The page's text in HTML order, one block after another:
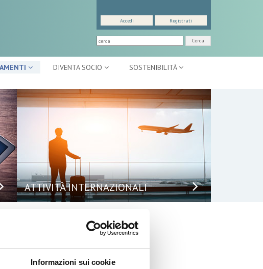
Informazioni sui cookie
Cerca
Accedi Registrati
DIVENTA SOCIO
SOSTENIBILITÀ
ATTIVITÀ INTERNAZIONALI
Elenco Completo
Assemblea